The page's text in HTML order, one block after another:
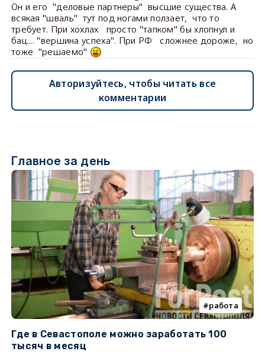
Он и его "деловые партнеры" высшие существа. А
всякая "шваль" тут под ногами ползает, что то
требует. При хохлах просто "тапком" бы хлопнул и
бац.... "вершина успеха". При РФ сложнее дороже, но
тоже "решаемо"
Авторизуйтесь, чтобы читать все
комментарии
Главное за день
работа
Где в Севастополе можно заработать 100
тысяч в месяц